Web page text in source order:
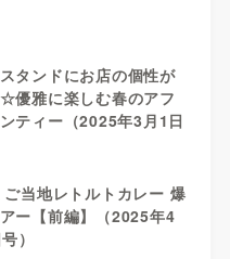
タンドにお店の個性が
優雅に楽しむ春のアフ
ティー（2025年3月1日
当地レトルトカレー 爆
ー【前編】（2025年4
）